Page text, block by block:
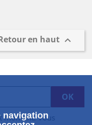
en haut 
moment. Vous
navigation